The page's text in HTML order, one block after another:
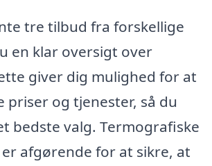
tre tilbud fra forskellige
en klar oversigt over
giver dig mulighed for at
priser og tjenester, så du
bedste valg. Termografiske
afgørende for at sikre, at